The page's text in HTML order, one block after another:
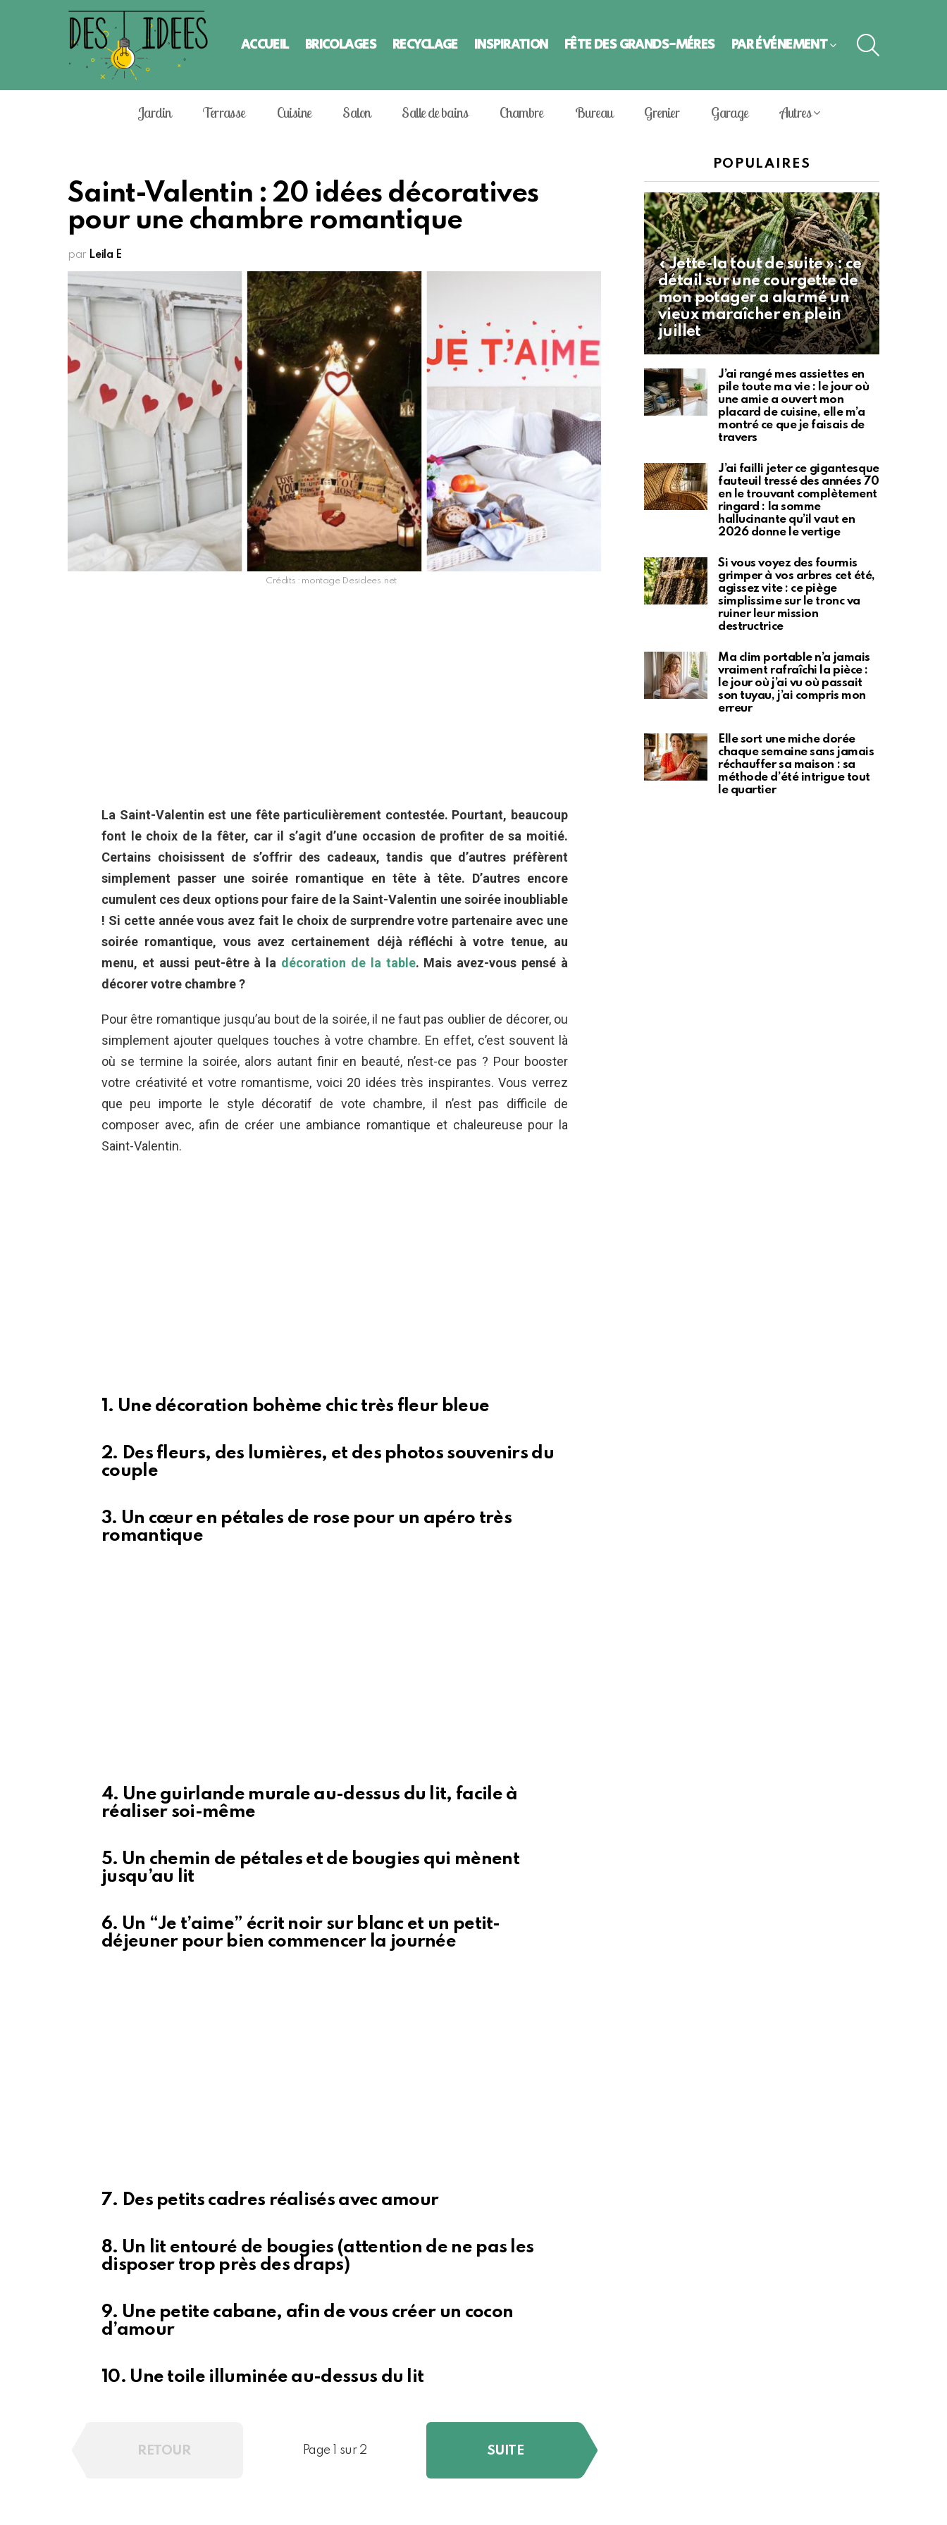
ACCUEIL BRICOLAGES RECYCLAGE INSPIRATION FÊTE DES GRANDS-MÈRES PAR ÉVÈNEMENT
Jardin Terrasse Cuisine Salon Salle de bains Chambre Bureau Grenier Garage Autres
Saint-Valentin : 20 idées décoratives
pour une chambre romantique
par Leila E
Crédits : montage Desidees.net
La Saint-Valentin est une fête particulièrement contestée. Pourtant, beaucoup
font le choix de la fêter, car il s’agit d’une occasion de profiter de sa moitié.
Certains choisissent de s’offrir des cadeaux, tandis que d’autres préfèrent
simplement passer une soirée romantique en tête à tête. D’autres encore
cumulent ces deux options pour faire de la Saint-Valentin une soirée inoubliable
! Si cette année vous avez fait le choix de surprendre votre partenaire avec une
soirée romantique, vous avez certainement déjà réfléchi à votre tenue, au
menu, et aussi peut-être à la décoration de la table. Mais avez-vous pensé à
décorer votre chambre ?
Pour être romantique jusqu’au bout de la soirée, il ne faut pas oublier de décorer, ou
simplement ajouter quelques touches à votre chambre. En effet, c’est souvent là
où se termine la soirée, alors autant finir en beauté, n’est-ce pas ? Pour booster
votre créativité et votre romantisme, voici 20 idées très inspirantes. Vous verrez
que peu importe le style décoratif de vote chambre, il n’est pas difficile de
composer avec, afin de créer une ambiance romantique et chaleureuse pour la
Saint-Valentin.
1. Une décoration bohème chic très fleur bleue
2. Des fleurs, des lumières, et des photos souvenirs du
couple
3. Un cœur en pétales de rose pour un apéro très
romantique
4. Une guirlande murale au-dessus du lit, facile à
réaliser soi-même
5. Un chemin de pétales et de bougies qui mènent
jusqu’au lit
6. Un “Je t’aime” écrit noir sur blanc et un petit-
déjeuner pour bien commencer la journée
7. Des petits cadres réalisés avec amour
8. Un lit entouré de bougies (attention de ne pas les
disposer trop près des draps)
9. Une petite cabane, afin de vous créer un cocon
d’amour
10. Une toile illuminée au-dessus du lit
Page 1 sur 2
RETOUR SUITE
POPULAIRES
« Jette-la tout de suite » : ce
détail sur une courgette de
mon potager a alarmé un
vieux maraîcher en plein
juillet
J’ai rangé mes assiettes en
pile toute ma vie : le jour où
une amie a ouvert mon
placard de cuisine, elle m’a
montré ce que je faisais de
travers
J’ai failli jeter ce gigantesque
fauteuil tressé des années 70
en le trouvant complètement
ringard : la somme
hallucinante qu’il vaut en
2026 donne le vertige
Si vous voyez des fourmis
grimper à vos arbres cet été,
agissez vite : ce piège
simplissime sur le tronc va
ruiner leur mission
destructrice
Ma clim portable n’a jamais
vraiment rafraîchi la pièce :
le jour où j’ai vu où passait
son tuyau, j’ai compris mon
erreur
Elle sort une miche dorée
chaque semaine sans jamais
réchauffer sa maison : sa
méthode d’été intrigue tout
le quartier